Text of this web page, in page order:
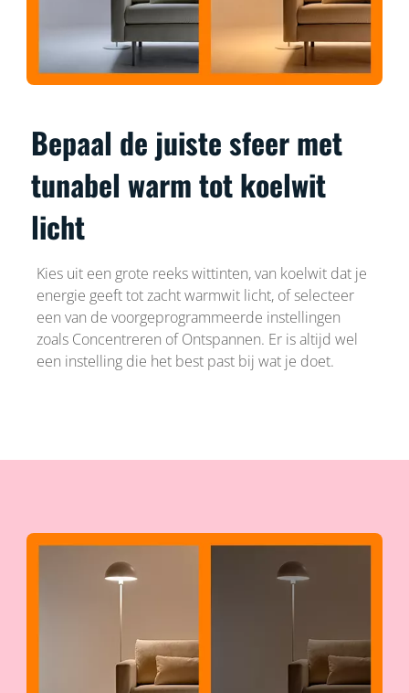
Bepaal de juiste sfeer met
tunabel warm tot koelwit
licht
Kies uit een grote reeks wittinten, van koelwit dat je
energie geeft tot zacht warmwit licht, of selecteer
een van de voorgeprogrammeerde instellingen
zoals Concentreren of Ontspannen. Er is altijd wel
een instelling die het best past bij wat je doet.